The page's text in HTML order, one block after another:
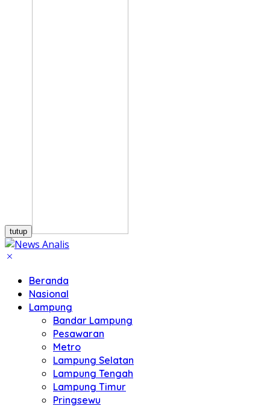
tutup
Beranda
Nasional
Lampung
Bandar Lampung
Pesawaran
Metro
Lampung Selatan
Lampung Tengah
Lampung Timur
Pringsewu